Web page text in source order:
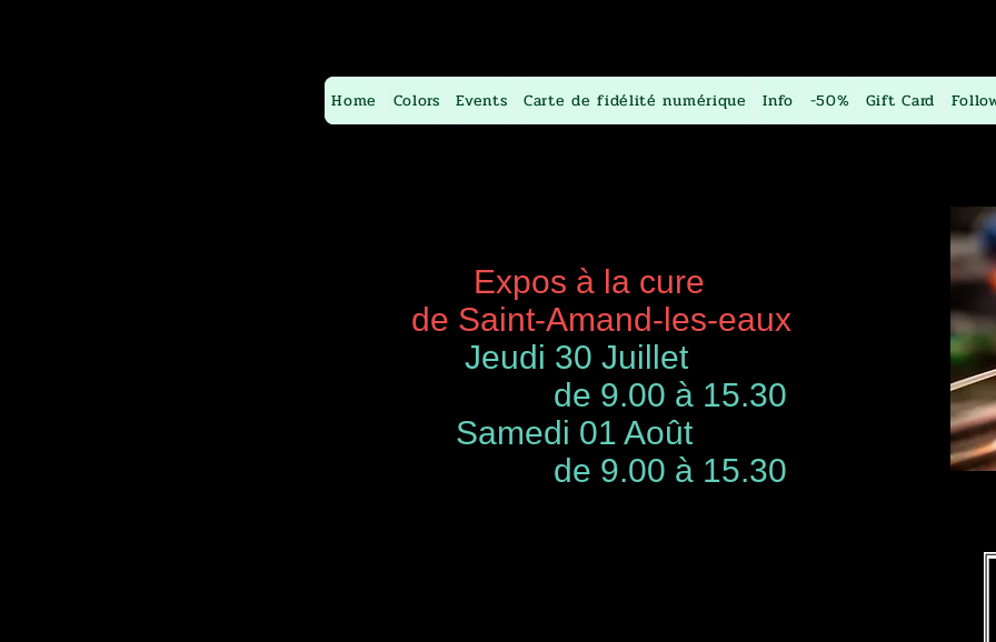
Home Colors Events Carte de fidélité numérique Info -50% Gift Card
Expos à la cure
de Saint-Amand-les-eaux
Jeudi 30 Juillet
de 9.00 à 15.30
Samedi 01 Août
de 9.00 à 15.30